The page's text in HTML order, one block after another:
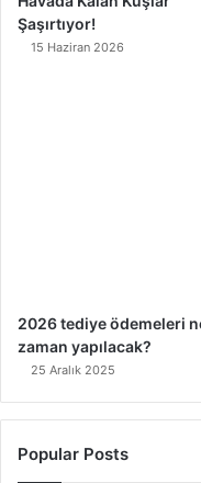
Şaşırtıyor!
15 Haziran 2026
2026 tediye ödemeleri
zaman yapılacak?
25 Aralık 2025
Popular Posts